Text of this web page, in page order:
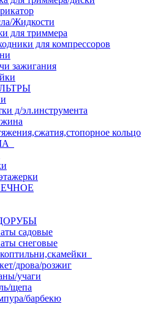
Жидкости
для триммера
для компрессоров
зажигания
д/эл.инструмента
кольцо
садовые
снеговые
дрова/розжиг
учаги
щепа
барбекю